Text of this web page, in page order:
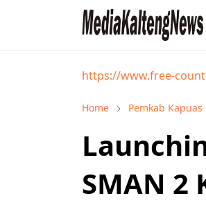
https://www.free-
Home Pemkab Kapuas
SMAN 2